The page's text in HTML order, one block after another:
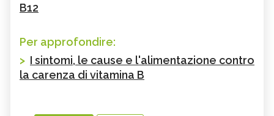
B12
Per approfondire:
> I sintomi, le cause e l'alimentazione contro
la carenza di vitamina B